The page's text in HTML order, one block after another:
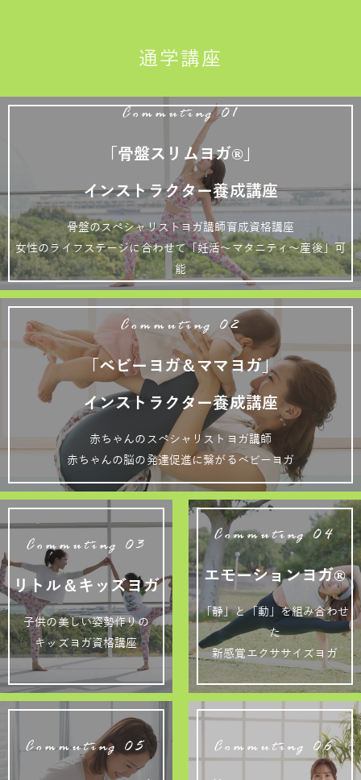
通学講座
Commuting 01
「骨盤スリムヨガ®」
インストラクター養成講座
骨盤のスペシャリストヨガ講師育成資格講座
女性のライフステージに合わせて「妊活～マタニティ～産後」可
能
Commuting 02
「ベビーヨガ＆ママヨガ」
インストラクター養成講座
赤ちゃんのスペシャリストヨガ講師
赤ちゃんの脳の発達促進に繋がるベビーヨガ
Commuting 03
リトル＆キッズヨガ
子供の美しい姿勢作りの
キッズヨガ資格講座
Commuting 04
エモーションヨガ®
「静」と「動」を組み合わせ
た
新感覚エクササイズヨガ
Commuting 05 Commuting 06